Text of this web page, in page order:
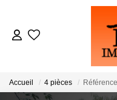
Accueil 4 pièces